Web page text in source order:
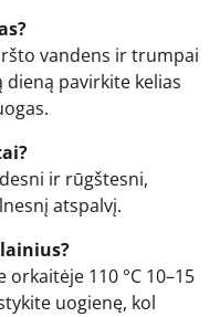
vandens ir trumpai
dieną pavirkite kelias
ir rūgštesni,
atspalvį.
110 °C 10–15
uogienę, kol